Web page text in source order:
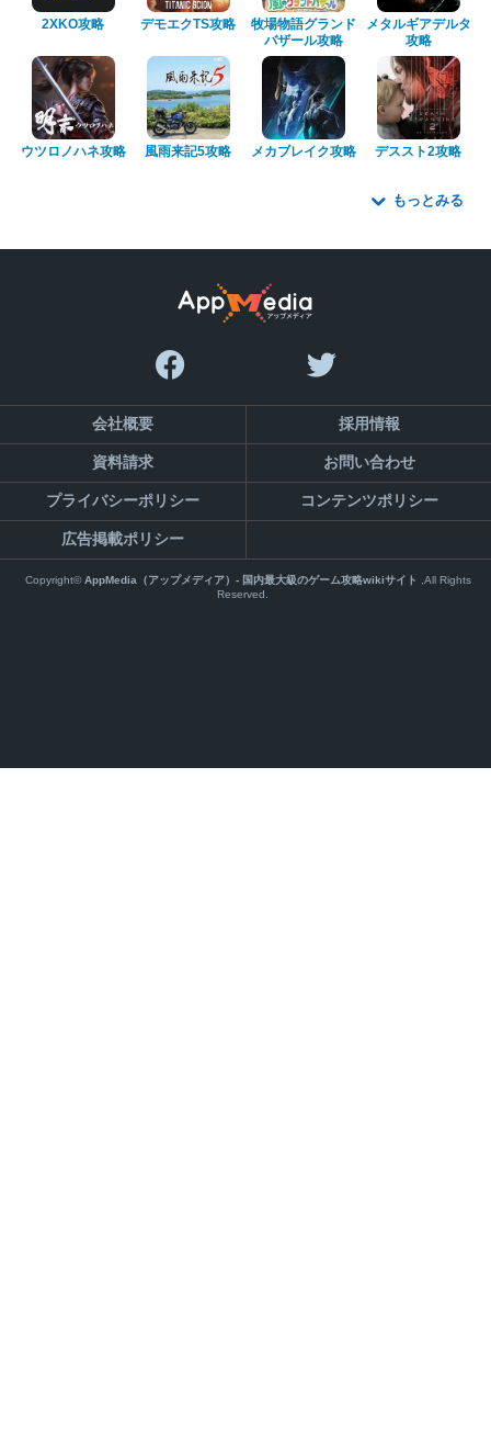
2XKO攻略 デモエクTS攻略
牧場物語グランド
バザール攻略
メタルギアデルタ
攻略
ウツロノハネ攻略 風雨来記5攻略 メカブレイク攻略 デススト2攻略
もっとみる
会社概要 採用情報
資料請求 お問い合わせ
プライバシーポリシー コンテンツポリシー
広告掲載ポリシー
Copyright©AppMedia（アップメディア）- 国内最大級のゲーム攻略wikiサイト ,All Rights
Reserved.